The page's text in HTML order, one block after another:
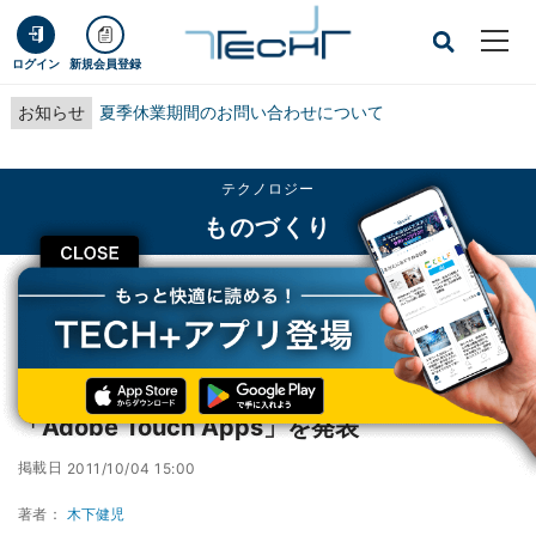
ログイン 新規会員登録
お知らせ 夏季休業期間のお問い合わせについて
CLOSE
テクノロジー
ものづくり
TECH+ テクノロジー
ものづくり
アドビ、6種類のタブレットアプリを含む「Adobe Touch Apps」を発表
アドビ、6種類のタブレットアプリを含む
「Adobe Touch Apps」を発表
掲載日 2011/10/04 15:00
著者： 木下健児